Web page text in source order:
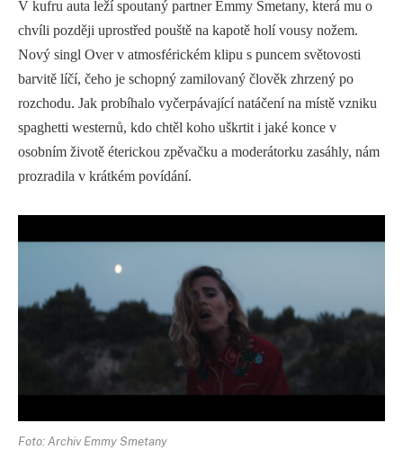
V kufru auta leží spoutaný partner Emmy Smetany, která mu o
chvíli později uprostřed pouště na kapotě holí vousy nožem.
Nový singl Over v atmosférickém klipu s puncem světovosti
barvitě líčí, čeho je schopný zamilovaný člověk zhrzený po
rozchodu. Jak probíhalo vyčerpávající natáčení na místě vzniku
spaghetti westernů, kdo chtěl koho uškrtit i jaké konce v
osobním životě éterickou zpěvačku a moderátorku zasáhly, nám
prozradila v krátkém povídání.
Foto: Archiv Emmy Smetany